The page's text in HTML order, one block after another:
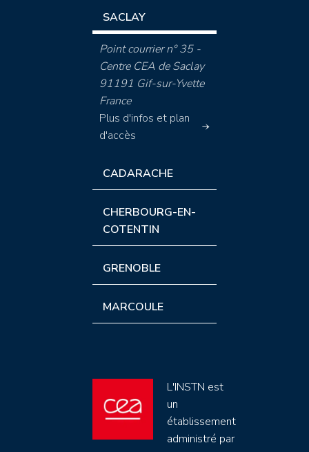
SACLAY
Point courrier n° 35 -
Centre CEA de Saclay
91191 Gif-sur-Yvette
France
Plus d'infos et plan
d'accès
CADARACHE
CHERBOURG-EN-
COTENTIN
GRENOBLE
MARCOULE
L'INSTN est
un
établissement
administré par